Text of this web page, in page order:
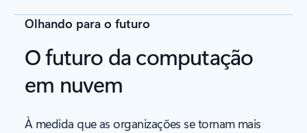
Olhando para o futuro
O futuro da computação
em nuvem
À medida que as organizações se tornam mais